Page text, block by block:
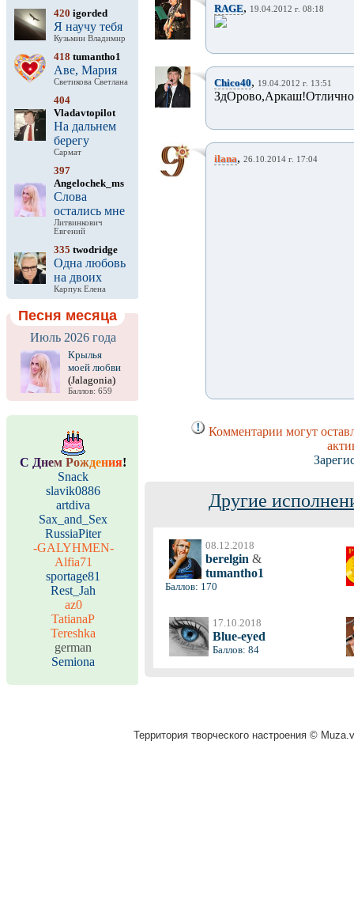
420 igorded
Я научу тебя
Кузьмин Владимир
418 tumantho1
Аве, Мария
Светикова Светлана
404
Vladavtopilot
На дальнем
берегу
Сармат
397
Angelochek_ms
Слова
остались мне
Литвинкович
Евгений
335 twodridge
Одна любовь
на двоих
Карпук Елена
Песня месяца
Июль 2026 года
Крылья
моей любви
(Jalagonia)
Баллов: 659
С Днем Рождения!
Snack
slavik0886
artdiva
Sax_and_Sex
RussiaPiter
-GALYHMEN-
Alfia71
sportage81
Rest_Jah
az0
TatianaP
Tereshka
german
Semiona
RAGE, 19.04.2012 г. 08:18
Chico40, 19.04.2012 г. 13:51
ilana, 26.10.2014 г. 17:04
Комментарии могут
Другие
08.12.2018
berelgin &
tumantho1
Баллов: 170
17.10.2018
Blue-eyed
Баллов: 84
Территория творческого настроения ©